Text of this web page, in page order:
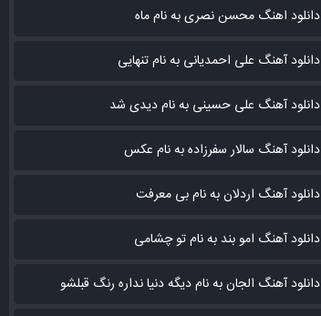
دانلود اهنگ محسن نصری به نام‌ ماه
دانلود آهنگ علی احمدیانی به نام تنهایی
دانلود آهنگ علی حسینی به نام دیدی شد
دانلود آهنگ سالار سفرزاده به نام عکس
دانلود آهنگ اردلان به نام بی معرفت
دانلود آهنگ امو بند به نام تو چشامی
دانلود آهنگ الجان به نام دیگه دنیا نداره رنگ قبلشو